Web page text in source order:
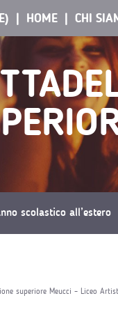
CHI
HOME
scolastico all’estero
superiore Meucci – Liceo